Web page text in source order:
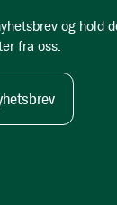
og hold
fra oss.